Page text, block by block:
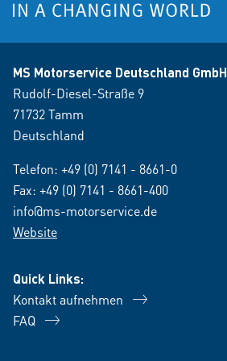
MS Motorservice Deutschland GmbH
Rudolf-Diesel-Straße 9
71732 Tamm
Deutschland
Telefon: +49 (0) 7141 - 8661-0
Fax: +49 (0) 7141 - 8661-400
info@ms-motorservice.de
Website
Quick Links:
Kontakt aufnehmen
FAQ